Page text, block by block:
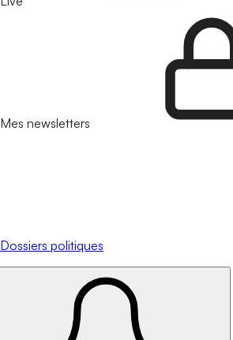
Mes newsletters
Dossiers politiques